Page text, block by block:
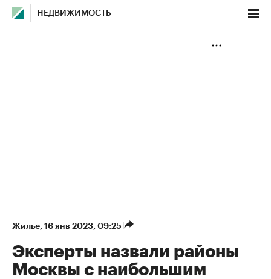
НЕДВИЖИМОСТЬ
Жилье⁠, 16 янв 2023, 09:25
Эксперты назвали районы
Москвы с наибольшим